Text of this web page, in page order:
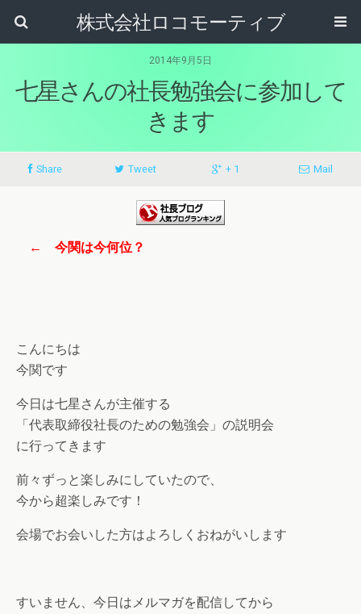
株式会社ロコモーティブ
2014年9月5日
七星さんの社長勉強会に参加して
きます
Share Tweet + 1 Mail
← 今関は今何位？
こんにちは
今関です
今日は七星さんが主催する
「代表取締役社長のための勉強会」の説明会
に行ってきます
前々ずっと楽しみにしていたので、
今から超楽しみです！
会場でお会いした方はよろしくおねがいします
すいません、今日はメルマガを配信してから